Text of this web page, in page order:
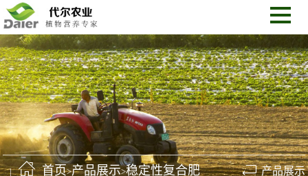
首页>产品展示>稳定性复合肥 产品展示